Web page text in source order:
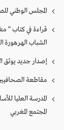
المجلس الوطني
قراءة في كتاب ”
الشباب الهرهورة
إصدار جديد يوثق
مقاطعة
المدرسة العليا
المجتمع المغربي